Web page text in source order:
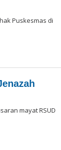
Puskesmas di
mayat RSUD